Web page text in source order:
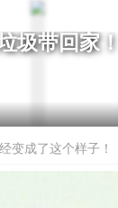
圾带回家！
变成了这个样子！